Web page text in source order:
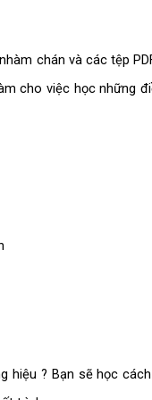
chán và các tệp
cho việc học những
? Bạn sẽ học